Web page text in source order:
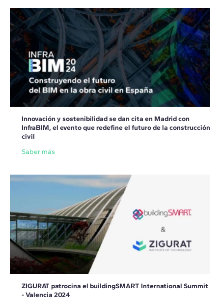
Innovación y sostenibilidad se dan cita en Madrid con
InfraBIM, el evento que redefine el futuro de la construcción
civil
Saber más
ZIGURAT patrocina el buildingSMART International Summit
- Valencia 2024